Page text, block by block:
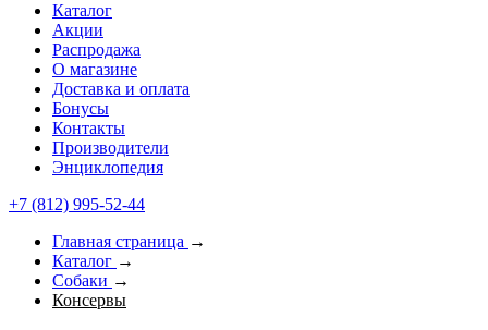
Каталог
Акции
Распродажа
О магазине
Доставка и оплата
Бонусы
Контакты
Производители
Энциклопедия
+7 (812) 995-52-44
Главная страница →
Каталог →
Собаки →
Консервы